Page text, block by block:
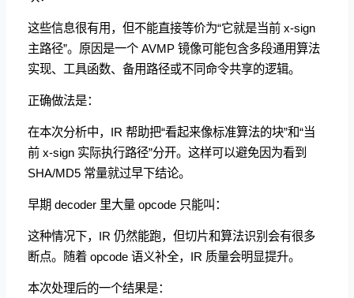
这些信息很有用，但不能直接等价为“它就是当前 x-sign
主路径”。原因是一个 AVMP 镜像可能包含多段通用算法
实现、工具函数、备用路径或不同命令共享的逻辑。
正确做法是：
在本次分析中，IR 帮助把“看起来像标准算法的块”和“当
前 x-sign 实际执行路径”分开。这样可以避免因为看到
SHA/MD5 常量就过早下结论。
早期 decoder 里大量 opcode 只能叫：
这种情况下，IR 仍然能跑，但切片和算法识别会有很多
断点。随着 opcode 语义补全，IR 质量会明显提升。
本次处理后的一个结果是：